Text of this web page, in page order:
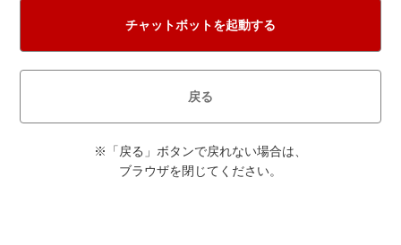
チャットボットを起動する
戻る
※「戻る」ボタンで戻れない場合は、
ブラウザを閉じてください。